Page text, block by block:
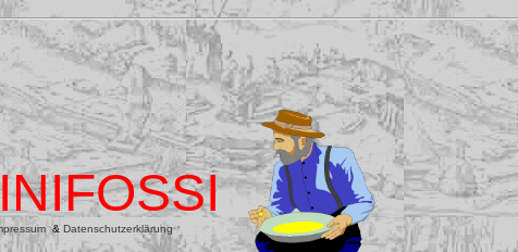
& Datenschutzerklärung